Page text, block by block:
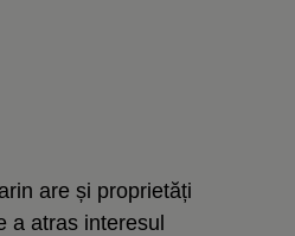
are și proprietăți
a atras interesul